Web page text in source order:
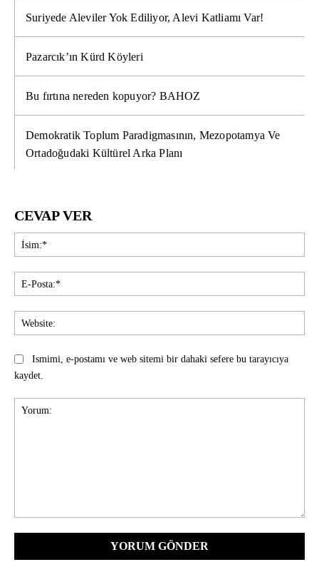
Suriyede Aleviler Yok Ediliyor, Alevi Katliamı Var!
Pazarcık’ın Kürd Köyleri
Bu fırtına nereden kopuyor? BAHOZ
Demokratik Toplum Paradigmasının, Mezopotamya Ve
Ortadoğudaki Kültürel Arka Planı
CEVAP VER
Ismimi, e-postamı ve web sitemi bir dahaki sefere bu tarayıcıya
kaydet.